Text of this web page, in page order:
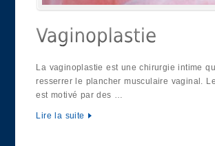
La vaginoplastie est une chirurgie intime
resserrer le plancher musculaire vaginal.
est motivé par des …
Lire la suite